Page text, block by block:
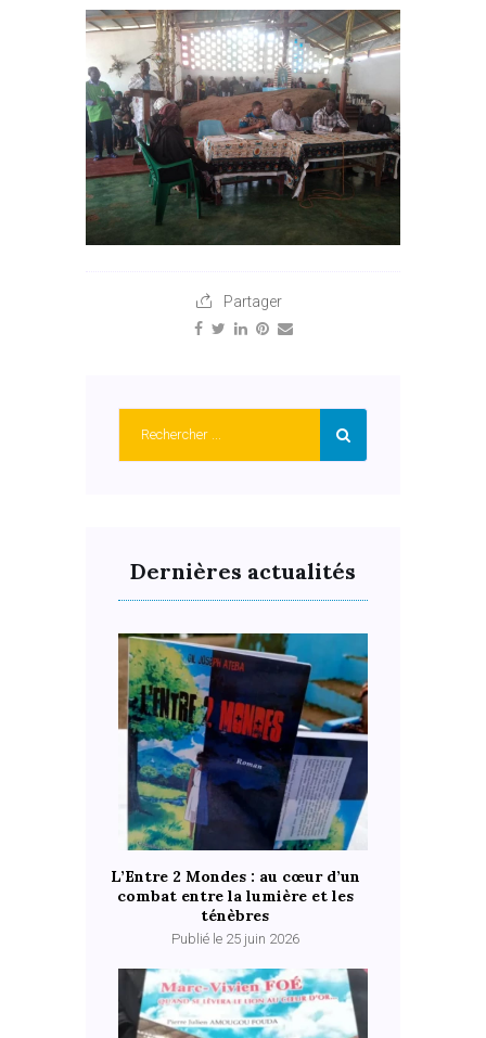
Partager
Dernières actualités
L’Entre 2 Mondes : au cœur d’un
combat entre la lumière et les
ténèbres
Publié le 25 juin 2026